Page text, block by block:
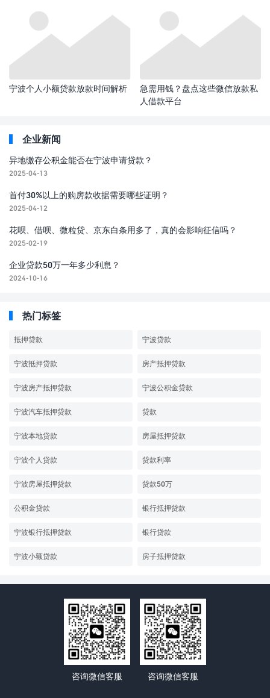
宁波个人小额贷款放款时间解析
急需用钱？盘点这些微信放款私
人借款平台
企业新闻
异地缴存公积金能否在宁波申请贷款？
2025-04-13
首付30%以上的购房款收据需要哪些证明？
2025-04-12
花呗、借呗、微粒贷、京东白条用多了，真的会影响征信吗？
2025-02-19
企业贷款50万一年多少利息？
2024-10-16
热门标签
抵押贷款 宁波贷款
宁波抵押贷款 房产抵押贷款
宁波房产抵押贷款 宁波公积金贷款
宁波汽车抵押贷款 贷款
宁波本地贷款 房屋抵押贷款
宁波个人贷款 贷款利率
宁波房屋抵押贷款 贷款50万
公积金贷款 银行抵押贷款
宁波银行抵押贷款 银行贷款
宁波小额贷款 房子抵押贷款
咨询微信客服 咨询微信客服